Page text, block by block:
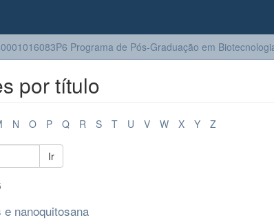
Programa de Pós-Graduação em
por título
N O P Q R S T U V W X Y Z
Ir
nanoquitosana